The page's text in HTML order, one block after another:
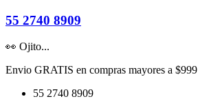
55 2740 8909
👀 Ojito...
Envio GRATIS en compras mayores a $999
55 2740 8909